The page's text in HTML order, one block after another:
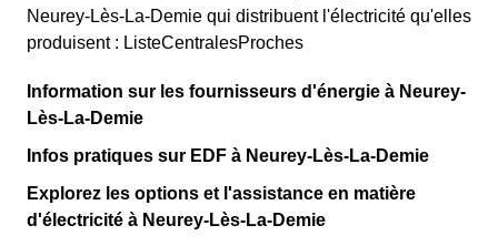
Neurey-Lès-La-Demie qui distribuent l'électricité qu'elles
produisent : ListeCentralesProches
Information sur les fournisseurs d'énergie à Neurey-
Lès-La-Demie
Infos pratiques sur EDF à Neurey-Lès-La-Demie
Explorez les options et l'assistance en matière
d'électricité à Neurey-Lès-La-Demie